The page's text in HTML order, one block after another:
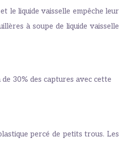
le liquide vaisselle empêche leur
à soupe de liquide vaisselle
30% des captures avec cette
percé de petits trous. Les